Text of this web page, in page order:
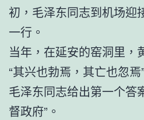
初，毛泽东同志到机场迎
一行。
当年，在延安的窑洞里，
“其兴也勃焉，其亡也忽
毛泽东同志给出第一个答
督政府”。